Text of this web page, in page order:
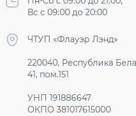
Вс с 09:00 до 20:00
ЧТУП «Флауэр Лэнд»
220040, Республика
41, пом.151
УНП 191886647
ОКПО 381017615000